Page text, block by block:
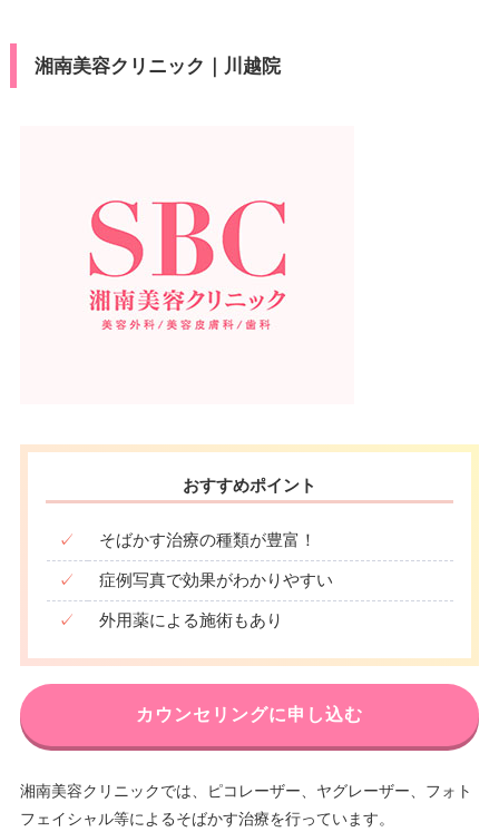
湘南美容クリニック｜川越院
おすすめポイント
✓ そばかす治療の種類が豊富！
✓ 症例写真で効果がわかりやすい
✓ 外用薬による施術もあり
カウンセリングに申し込む
湘南美容クリニックでは、ピコレーザー、ヤグレーザー、フォト
フェイシャル等によるそばかす治療を行っています。